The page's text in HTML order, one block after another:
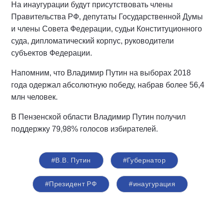
На инаугурации будут присутствовать члены
Правительства РФ, депутаты Государственной Думы
и члены Совета Федерации, судьи Конституционного
суда, дипломатический корпус, руководители
субъектов Федерации.
Напомним, что Владимир Путин на выборах 2018
года одержал абсолютную победу, набрав более 56,4
млн человек.
В Пензенской области Владимир Путин получил
поддержку 79,98% голосов избирателей.
#В.В. Путин #Губернатор
#Президент РФ #инаугурация